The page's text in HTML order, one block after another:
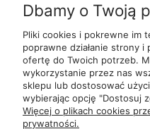
ul.Romana
Św. Filipa
ul.Mielęckiego 10
Dbamy o Twoją
Pliki cookies i pokrewne im
poprawne działanie strony i
ofertę do Twoich potrzeb.
wykorzystanie przez nas
sklepu lub dostosować
wybierając opcję "Dostosuj
Więcej o plikach cookies
prywatności.